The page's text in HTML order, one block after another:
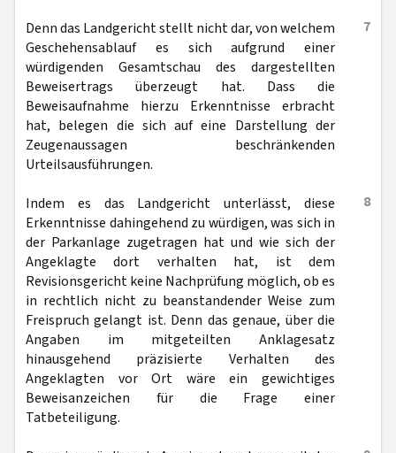
7
Denn das Landgericht stellt nicht dar, von welchem
Geschehensablauf es sich aufgrund einer
würdigenden Gesamtschau des dargestellten
Beweisertrags überzeugt hat. Dass die
Beweisaufnahme hierzu Erkenntnisse erbracht
hat, belegen die sich auf eine Darstellung der
Zeugenaussagen beschränkenden
Urteilsausführungen.
8
Indem es das Landgericht unterlässt, diese
Erkenntnisse dahingehend zu würdigen, was sich in
der Parkanlage zugetragen hat und wie sich der
Angeklagte dort verhalten hat, ist dem
Revisionsgericht keine Nachprüfung möglich, ob es
in rechtlich nicht zu beanstandender Weise zum
Freispruch gelangt ist. Denn das genaue, über die
Angaben im mitgeteilten Anklagesatz
hinausgehend präzisierte Verhalten des
Angeklagten vor Ort wäre ein gewichtiges
Beweisanzeichen für die Frage einer
Tatbeteiligung.